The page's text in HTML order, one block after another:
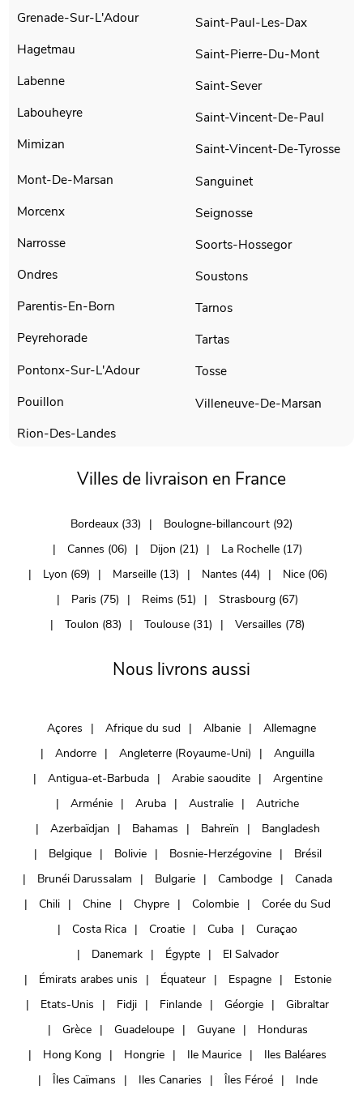
Grenade-Sur-L'Adour
Hagetmau
Labenne
Labouheyre
Mimizan
Mont-De-Marsan
Morcenx
Narrosse
Ondres
Parentis-En-Born
Peyrehorade
Pontonx-Sur-L'Adour
Pouillon
Rion-Des-Landes
Saint-Paul-Les-Dax
Saint-Pierre-Du-Mont
Saint-Sever
Saint-Vincent-De-Paul
Saint-Vincent-De-Tyrosse
Sanguinet
Seignosse
Soorts-Hossegor
Soustons
Tarnos
Tartas
Tosse
Villeneuve-De-Marsan
Villes de livraison en France
Bordeaux (33)
Boulogne-billancourt (92)
Cannes (06)
Dijon (21)
La Rochelle (17)
Lyon (69)
Marseille (13) Nantes (44)
Nice (06)
Paris (75)
Reims (51)
Strasbourg (67)
Toulon (83)
Toulouse (31) Versailles (78)
Nous livrons aussi
Açores Afrique du sud Albanie
Allemagne
Andorre
Angleterre (Royaume-Uni)
Anguilla
Antigua-et-Barbuda
Arabie saoudite
Argentine
Arménie
Aruba Australie
Autriche
Azerbaïdjan
Bahamas Bahreïn
Bangladesh
Belgique
Bolivie Bosnie-Herzégovine
Brésil
Brunéi Darussalam
Bulgarie Cambodge
Canada
Chili
Chine Chypre Colombie
Corée du Sud
Costa Rica
Croatie Cuba
Curaçao
Danemark
Égypte
El Salvador
Émirats arabes unis
Équateur Espagne
Estonie
Etats-Unis
Fidji Finlande Géorgie
Gibraltar
Grèce
Guadeloupe Guyane
Honduras
Hong Kong
Hongrie Ile Maurice
Iles Baléares
Îles Caïmans
Iles Canaries Îles Féroé
Inde